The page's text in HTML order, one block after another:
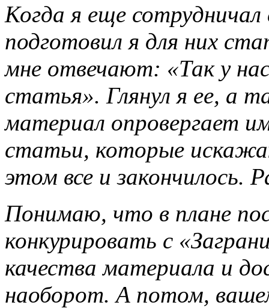
Когда я еще
подготовил я для них
мне отвечают: «Так у
статья». Глянул я ее,
материал опровергает
статьи, которые
этом все и закончилось.
Понимаю, что в плане
конкурировать с
качества материала и
наоборот. А потом,